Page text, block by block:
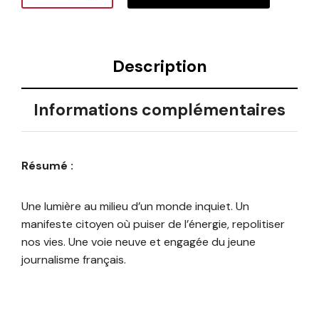
Description
Informations complémentaires
Résumé :
Une lumière au milieu d’un monde inquiet. Un
manifeste citoyen où puiser de l’énergie, repolitiser
nos vies. Une voie neuve et engagée du jeune
journalisme français.